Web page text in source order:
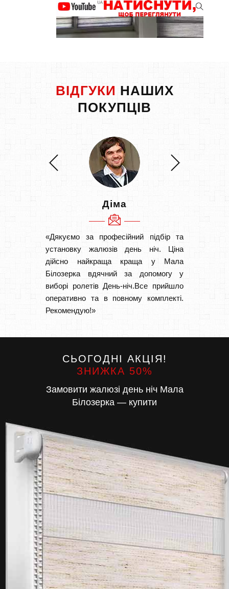
ВІДГУКИ НАШИХ
ПОКУПЦІВ
Діма
«Дякуємо за професійний підбір та
установку жалюзів день ніч. Ціна
дійсно найкраща краща у Мала
Білозерка вдячний за допомогу у
виборі ролетів День-ніч.Все прийшло
оперативно та в повному комплекті.
Рекомендую!»
СЬОГОДНІ АКЦІЯ!
ЗНИЖКА 50%
Замовити жалюзі день ніч Мала
Білозерка — купити